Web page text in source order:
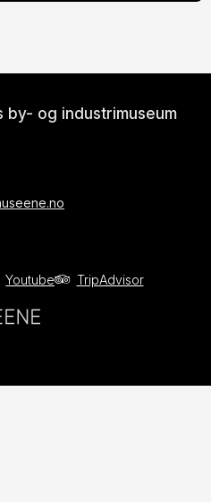
og industrimuseum
Youtube TripAdvisor